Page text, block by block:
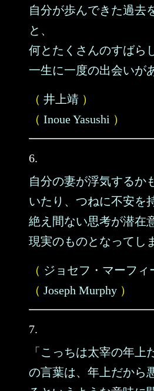
自分が歩んできた過去
と、
何とたくさんのすばら
一生に一度の出会いが
（ 井上靖 ）
（ Inoue Yasushi ）
6.
自分の妻が浮気するか
いたり、つねに不安を
絶え間ない思考が潜在
現実のものとなってし
（ ジョセフ・マーフィ
（ Joseph Murphy ）
7.
「こっちは太宰の年上
の言葉は、年上だから